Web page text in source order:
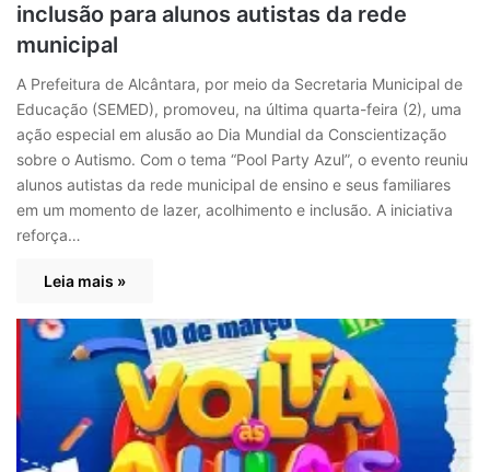
inclusão para alunos autistas da rede
municipal
A Prefeitura de Alcântara, por meio da Secretaria Municipal de
Educação (SEMED), promoveu, na última quarta-feira (2), uma
ação especial em alusão ao Dia Mundial da Conscientização
sobre o Autismo. Com o tema “Pool Party Azul”, o evento reuniu
alunos autistas da rede municipal de ensino e seus familiares
em um momento de lazer, acolhimento e inclusão. A iniciativa
reforça…
Leia mais »